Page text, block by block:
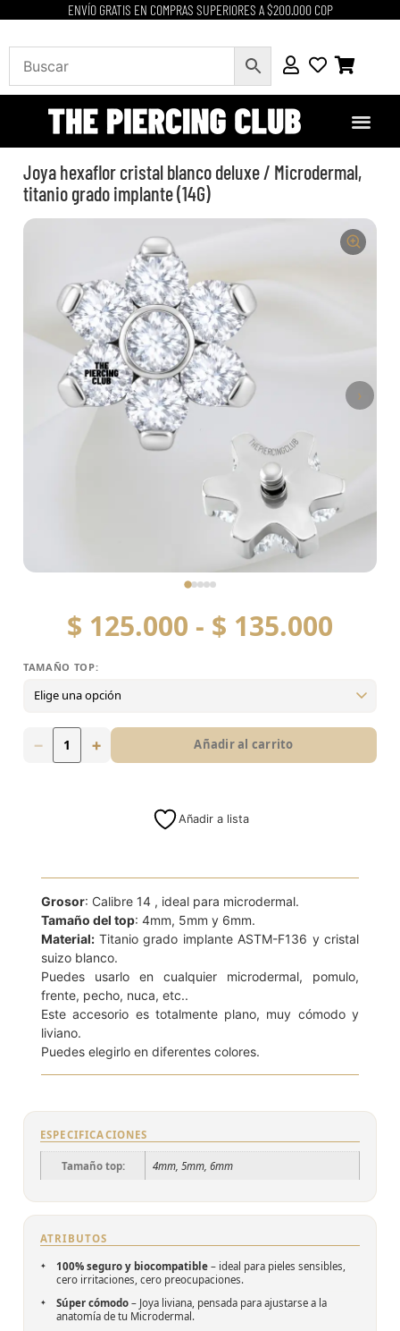
ENVÍO GRATIS EN COMPRAS SUPERIORES A $200.000 COP
Joya hexaflor cristal blanco deluxe / Microdermal,
titanio grado implante (14G)
›
$ 125.000 - $ 135.000
4mm 5mm
TAMAÑO TOP:
− + Añadir al carrito
Añadir a lista
Grosor: Calibre 14 , ideal para microdermal.
Tamaño del top: 4mm, 5mm y 6mm.
Material: Titanio grado implante ASTM-F136 y cristal
suizo blanco.
Puedes usarlo en cualquier microdermal, pomulo,
frente, pecho, nuca, etc..
Este accesorio es totalmente plano, muy cómodo y
liviano.
Puedes elegirlo en diferentes colores.
ESPECIFICACIONES
Tamaño top: 4mm, 5mm, 6mm
ATRIBUTOS
100% seguro y biocompatible – ideal para pieles sensibles,
cero irritaciones, cero preocupaciones.
Súper cómodo – Joya liviana, pensada para ajustarse a la
anatomía de tu Microdermal.